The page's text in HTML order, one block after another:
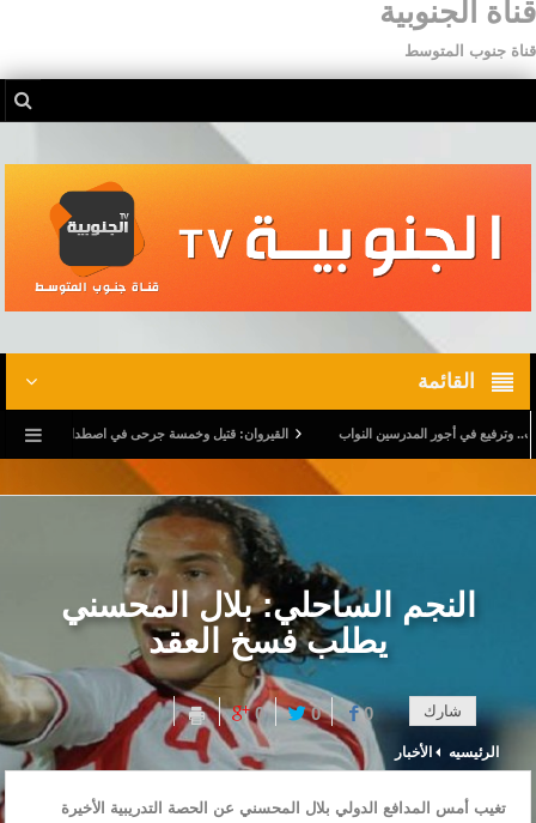
قناة الجنوبية
قناة جنوب المتوسط
القائمة
في أجور المدرسين النواب القيروان: قتيل وخمسة جرحى في اصطدام شاحنة بسيارة
النجم الساحلي: بلال المحسني
يطلب فسخ العقد‎
شارك 0
0
0
الرئيسيه الأخبار
تغيب أمس المدافع الدولي بلال المحسني عن الحصة التدريبية الأخيرة